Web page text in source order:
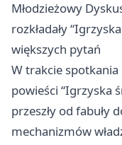
Młodzieżowy
rozkładały
większych pytań
W trakcie spotkania
powieści “Igrzyska
przeszły od fabuły
mechanizmów